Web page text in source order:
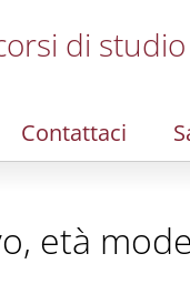
di studio
Contattaci
età